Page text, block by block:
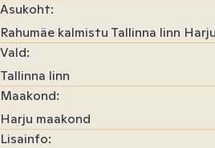
Asukoht
Rahumäe kalmistu Tallinna linn
Vald
Tallinna linn
Maakond
Harju maakond
Lisainfo